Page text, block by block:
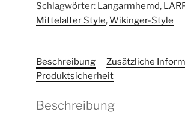
Schlagwörter: Langarmhemd,
Mittelalter Style,Wikinger-Style
Beschreibung
Zusätzliche
Produktsicherheit
Beschreibung